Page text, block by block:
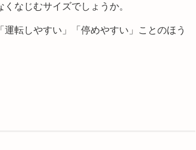
なじむサイズでしょうか。
運転しやすい」「停めやすい」ことのほう